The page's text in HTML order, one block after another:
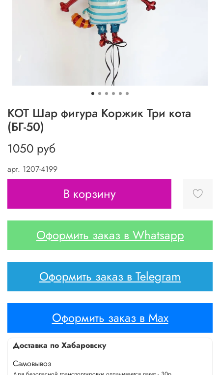
арт. 1207-4199
КОТ Шар фигура Коржик Три кота
(БГ-50)
1050 руб
В корзину
Оформить заказ в Whatsapp
Оформить заказ в Telegram
Оформить заказ в Max
Доставка по Хабаровску
Самовывоз